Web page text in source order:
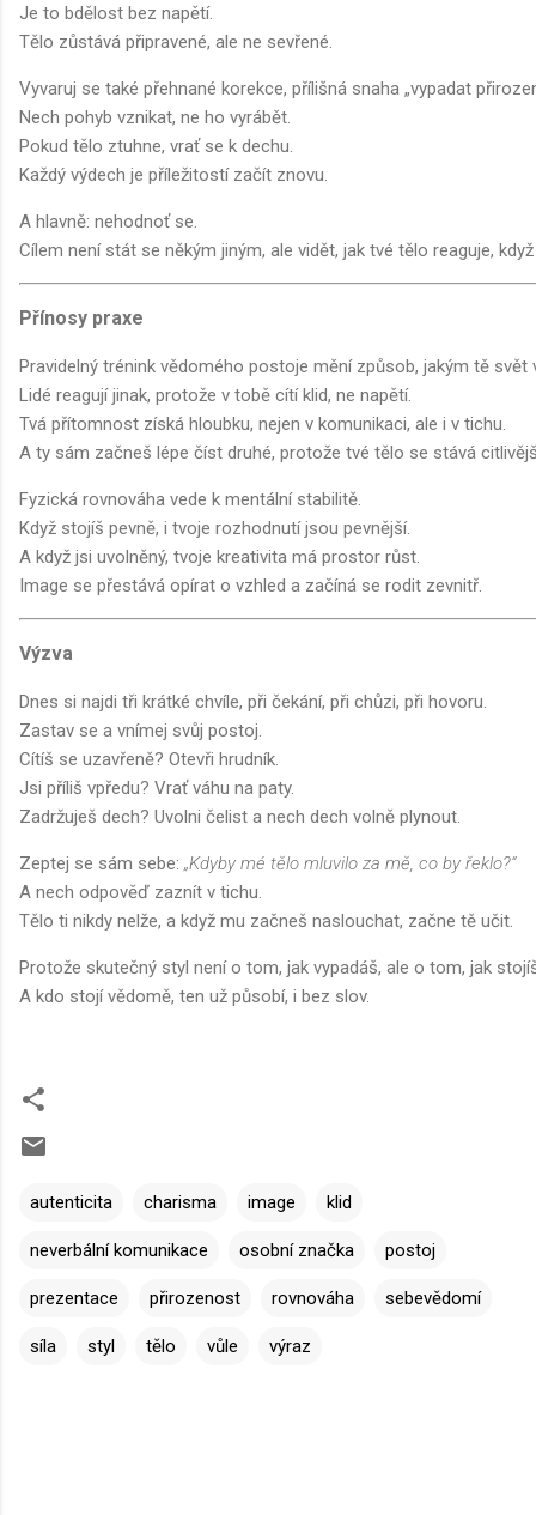
Je to bdělost bez napětí.
Tělo zůstává připravené, ale ne sevřené.
Vyvaruj se také přehnané korekce, přílišná snaha „vypadat
Nech pohyb vznikat, ne ho vyrábět.
Pokud tělo ztuhne, vrať se k dechu.
Každý výdech je příležitostí začít znovu.
A hlavně: nehodnoť se.
Cílem není stát se někým jiným, ale vidět, jak tvé tělo reaguje,
Přínosy praxe
Pravidelný trénink vědomého postoje mění způsob, jakým tě svět
Lidé reagují jinak, protože v tobě cítí klid, ne napětí.
Tvá přítomnost získá hloubku, nejen v komunikaci, ale i v tichu.
A ty sám začneš lépe číst druhé, protože tvé tělo se stává
Fyzická rovnováha vede k mentální stabilitě.
Když stojíš pevně, i tvoje rozhodnutí jsou pevnější.
A když jsi uvolněný, tvoje kreativita má prostor růst.
Image se přestává opírat o vzhled a začíná se rodit zevnitř.
Výzva
Dnes si najdi tři krátké chvíle, při čekání, při chůzi, při hovoru.
Zastav se a vnímej svůj postoj.
Cítíš se uzavřeně? Otevři hrudník.
Jsi příliš vpředu? Vrať váhu na paty.
Zadržuješ dech? Uvolni čelist a nech dech volně plynout.
Zeptej se sám sebe: „Kdyby mé tělo mluvilo za mě, co by řeklo?“
A nech odpověď zaznít v tichu.
Tělo ti nikdy nelže, a když mu začneš naslouchat, začne tě učit.
Protože skutečný styl není o tom, jak vypadáš, ale o tom, jak
A kdo stojí vědomě, ten už působí, i bez slov.
autenticita charisma image klid
neverbální komunikace osobní značka postoj
prezentace přirozenost rovnováha sebevědomí
síla styl tělo vůle výraz